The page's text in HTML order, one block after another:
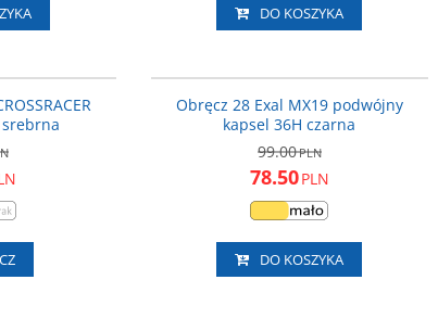
DO KOSZYKA
srebrna
Obręcz 28 Exal MX19 podwójny
kapsel 36H czarna
99.00PLN
78.50PLN
DO KOSZYKA